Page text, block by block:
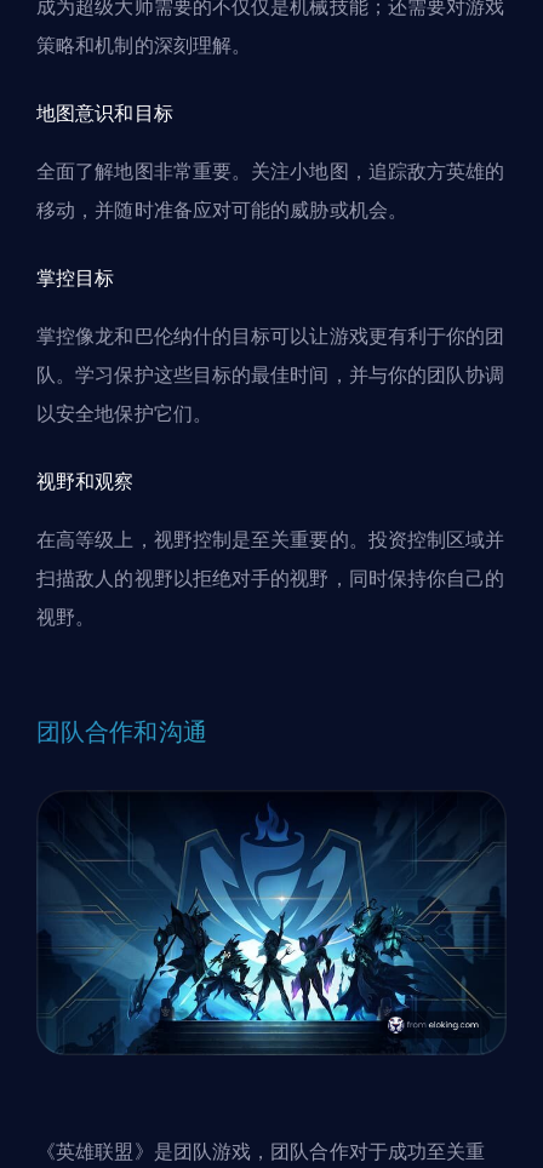
成为超级大师需要的不仅仅是机械技能；还需要对游戏
策略和机制的深刻理解。
地图意识和目标
全面了解地图非常重要。关注小地图，追踪敌方英雄的
移动，并随时准备应对可能的威胁或机会。
掌控目标
掌控像龙和巴伦纳什的目标可以让游戏更有利于你的团
队。学习保护这些目标的最佳时间，并与你的团队协调
以安全地保护它们。
视野和观察
在高等级上，视野控制是至关重要的。投资控制区域并
扫描敌人的视野以拒绝对手的视野，同时保持你自己的
视野。
团队合作和沟通
《英雄联盟》是团队游戏，团队合作对于成功至关重